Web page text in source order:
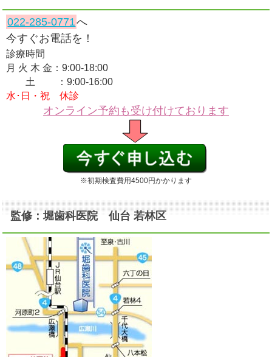
022-285-0771へ
今すぐお電話を！
診療時間
月 火 木 金：9:00-18:00
土 ：9:00-16:00
水･日・祝 休診
オンライン予約も受け付けております
※初期検査費用4500円かかります
監修：堀歯科医院 仙台 若林区